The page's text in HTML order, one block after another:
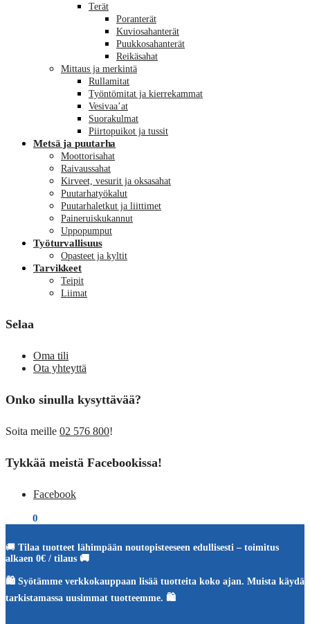
Terät
Poranterät
Kuviosahanterät
Puukkosahanterät
Reikäsahat
Mittaus ja merkintä
Rullamitat
Työntömitat ja kierrekammat
Vesivaa’at
Suorakulmat
Piirtopuikot ja tussit
Metsä ja puutarha
Moottorisahat
Raivaussahat
Kirveet, vesurit ja oksasahat
Puutarhatyökalut
Puutarhaletkut ja liittimet
Paineruiskukannut
Uppopumput
Työturvallisuus
Opasteet ja kyltit
Tarvikkeet
Teipit
Liimat
Selaa
Oma tili
Ota yhteyttä
Onko sinulla kysyttävää?
Soita meille 02 576 800!
Tykkää meistä Facebookissa!
Facebook
0
🚚 Tilaa tuotteet lähimpään noutopisteeseen edullisesti – toimitus
alkaen 0€ / tilaus 🚚
🛍️ Syötämme verkkokauppaan lisää tuotteita koko ajan. Muista käydä
tarkistamassa uusimmat tuotteemme. 🛍️